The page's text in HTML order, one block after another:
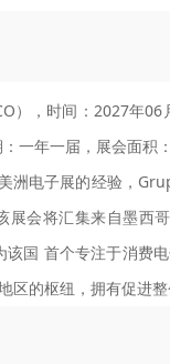
），时间：2027年
年一届，展会面积
洲电子展的经验，
展会将汇集来自墨
国 首个专注于消费
的枢纽，拥有促进